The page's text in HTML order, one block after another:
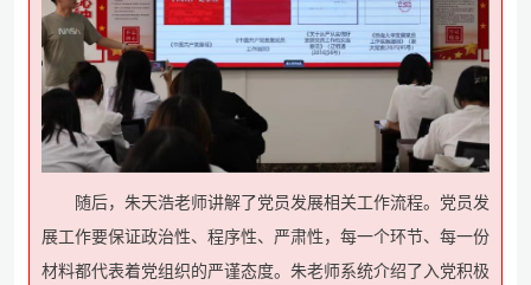
随后，朱天浩老师讲解了党员发展相关工作流程。党员发
展工作要保证政治性、程序性、严肃性，每一个环节、每一份
材料都代表着党组织的严谨态度。朱老师系统介绍了入党积极